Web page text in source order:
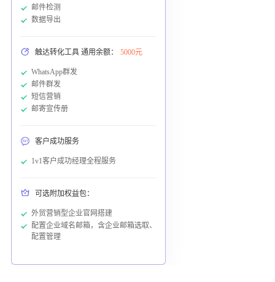
邮件检测
数据导出
触达转化工具 通用余额： 5000元
WhatsApp群发
邮件群发
短信营销
邮寄宣传册
客户成功服务
1v1客户成功经理全程服务
可选附加权益包：
外贸营销型企业官网搭建
配置企业域名邮箱，含企业邮箱选取、
配置管理